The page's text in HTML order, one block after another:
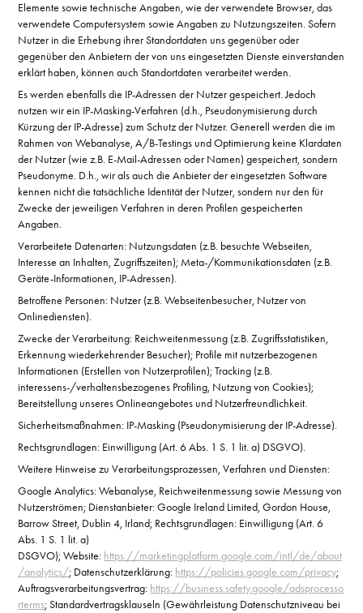
Elemente sowie technische Angaben, wie der verwendete Browser, das
verwendete Computersystem sowie Angaben zu Nutzungszeiten. Sofern
Nutzer in die Erhebung ihrer Standortdaten uns gegenüber oder
gegenüber den Anbietern der von uns eingesetzten Dienste einverstanden
erklärt haben, können auch Standortdaten verarbeitet werden.
Es werden ebenfalls die IP-Adressen der Nutzer gespeichert. Jedoch
nutzen wir ein IP-Masking-Verfahren (d.h., Pseudonymisierung durch
Kürzung der IP-Adresse) zum Schutz der Nutzer. Generell werden die im
Rahmen von Webanalyse, A/B-Testings und Optimierung keine Klardaten
der Nutzer (wie z.B. E-Mail-Adressen oder Namen) gespeichert, sondern
Pseudonyme. D.h., wir als auch die Anbieter der eingesetzten Software
kennen nicht die tatsächliche Identität der Nutzer, sondern nur den für
Zwecke der jeweiligen Verfahren in deren Profilen gespeicherten
Angaben.
Verarbeitete Datenarten: Nutzungsdaten (z.B. besuchte Webseiten,
Interesse an Inhalten, Zugriffszeiten); Meta-/Kommunikationsdaten (z.B.
Geräte-Informationen, IP-Adressen).
Betroffene Personen: Nutzer (z.B. Webseitenbesucher, Nutzer von
Onlinediensten).
Zwecke der Verarbeitung: Reichweitenmessung (z.B. Zugriffsstatistiken,
Erkennung wiederkehrender Besucher); Profile mit nutzerbezogenen
Informationen (Erstellen von Nutzerprofilen); Tracking (z.B.
interessens-/verhaltensbezogenes Profiling, Nutzung von Cookies);
Bereitstellung unseres Onlineangebotes und Nutzerfreundlichkeit.
Sicherheitsmaßnahmen: IP-Masking (Pseudonymisierung der IP-Adresse).
Rechtsgrundlagen: Einwilligung (Art. 6 Abs. 1 S. 1 lit. a) DSGVO).
Weitere Hinweise zu Verarbeitungsprozessen, Verfahren und Diensten:
Google Analytics: Webanalyse, Reichweitenmessung sowie Messung von
Nutzerströmen; Dienstanbieter: Google Ireland Limited, Gordon House,
Barrow Street, Dublin 4, Irland; Rechtsgrundlagen: Einwilligung (Art. 6
Abs. 1 S. 1 lit. a)
DSGVO); Website: https://marketingplatform.google.com/intl/de/about
/analytics/; Datenschutzerklärung: https://policies.google.com/privacy;
Auftragsverarbeitungsvertrag: https://business.safety.google/adsprocesso
rterms; Standardvertragsklauseln (Gewährleistung Datenschutzniveau bei